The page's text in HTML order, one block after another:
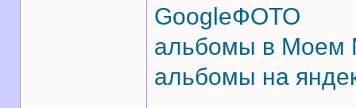
GoogleФОТО
альбомы в Моем
альбомы на